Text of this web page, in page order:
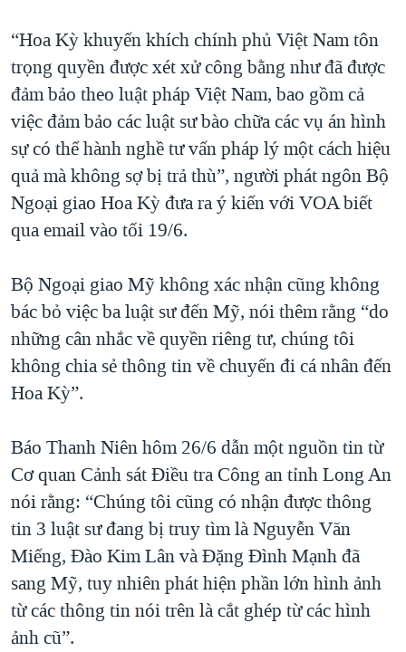
“Hoa Kỳ khuyến khích chính phủ Việt Nam tôn
trọng quyền được xét xử công bằng như đã được
đảm bảo theo luật pháp Việt Nam, bao gồm cả
việc đảm bảo các luật sư bào chữa các vụ án hình
sự có thể hành nghề tư vấn pháp lý một cách hiệu
quả mà không sợ bị trả thù”, người phát ngôn Bộ
Ngoại giao Hoa Kỳ đưa ra ý kiến với VOA biết
qua email vào tối 19/6.
Bộ Ngoại giao Mỹ không xác nhận cũng không
bác bỏ việc ba luật sư đến Mỹ, nói thêm rằng “do
những cân nhắc về quyền riêng tư, chúng tôi
không chia sẻ thông tin về chuyến đi cá nhân đến
Hoa Kỳ”.
Báo Thanh Niên hôm 26/6 dẫn một nguồn tin từ
Cơ quan Cảnh sát Điều tra Công an tỉnh Long An
nói rằng: “Chúng tôi cũng có nhận được thông
tin 3 luật sư đang bị truy tìm là Nguyễn Văn
Miếng, Đào Kim Lân và Đặng Đình Mạnh đã
sang Mỹ, tuy nhiên phát hiện phần lớn hình ảnh
từ các thông tin nói trên là cắt ghép từ các hình
ảnh cũ”.